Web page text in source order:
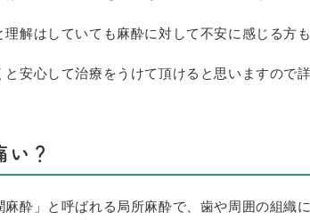
解はしていても麻酔に対して不安に感じる方
安心して治療をうけて頂けると思いますので
い？
酔」と呼ばれる局所麻酔で、歯や周囲の組織